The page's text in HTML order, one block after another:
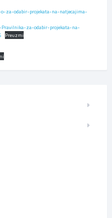
za-odabir-projekata-na-natjecajima-
za-odabir-projekata-na-
Preuzmi